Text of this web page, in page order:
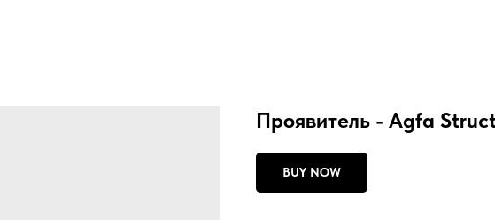
Проявитель - Agfa
BUY NOW